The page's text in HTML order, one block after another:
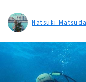
Natsuki Matsuda